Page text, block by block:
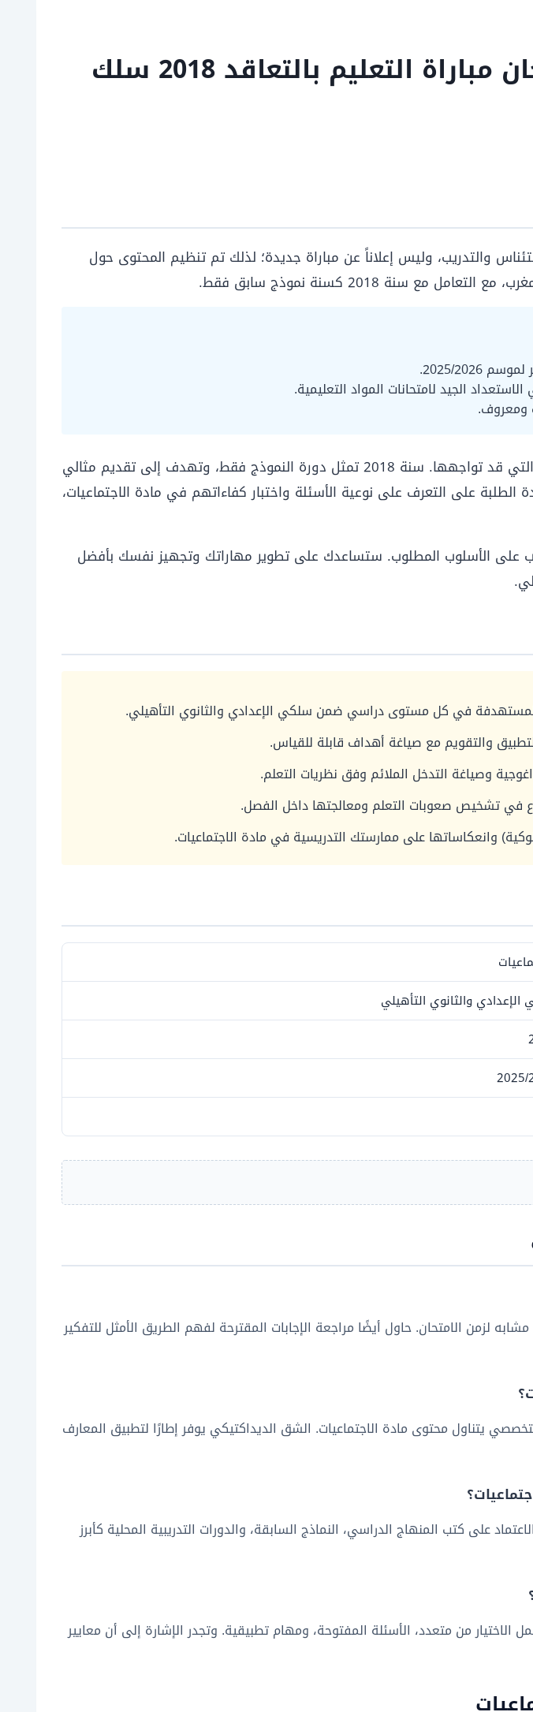
نماذج امتحانات التعليم بالتعاقد 2022 امتحان مباراة التعليم بالتعاقد 2018 سلك
للاستئناس والتدريب، وليس إعلاناً عن مباراة جديدة؛ لذلك تم تنظيم المحتوى حول
الجيد لامتحانات المواد التعليمية.
نموذج امتحان مباراة التعليم الاجتماعيات يتيح لك الاطلاع على شكل الامتحان والأسئلة التي قد تواجهها. سنة 2018 تمثل دورة النموذج فقط، وتهدف إلى تقديم مثالي
دورًا حيويًا في مساعدة الطلبة على التعرف على نوعية الأسئلة واختبار كفاءاتهم في مادة الاجتماعيات،
على الأسلوب المطلوب. ستساعدك على تطوير مهاراتك وتجهيز نفسك بأفضل
المستهدفة في كل مستوى دراسي ضمن سلكي الإعدادي والثانوي التأهيلي.
والتقويم مع صياغة أهداف قابلة للقياس.
وصياغة التدخل الملائم وفق نظريات التعلم.
في تشخيص صعوبات التعلم ومعالجتها داخل الفصل.
وانعكاساتها على ممارستك التدريسية في مادة الاجتماعيات.
والثانوي التأهيلي
2025/
لزمن الامتحان. حاول أيضًا مراجعة الإجابات المقترحة لفهم الطريق الأمثل للتفكير
يتناول محتوى مادة الاجتماعيات. الشق الديداكتيكي يوفر إطارًا لتطبيق المعارف
الطالب، لكن يُفضل أن تكون من 3 إلى 6 أشهر. يمكنك الاعتماد على كتب المنهاج الدراسي، النماذج السابقة، والدورات التدريبية المحلية كأبرز
الاختيار من متعدد، الأسئلة المفتوحة، ومهام تطبيقية. وتجدر الإشارة إلى أن معايير